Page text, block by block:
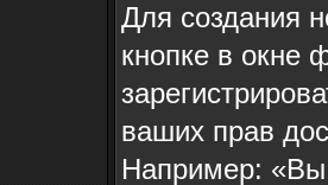
Для создания
кнопке в окне
ваших прав
Например: «Вы